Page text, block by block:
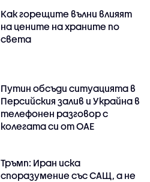
Как горещите вълни влияят
на цените на храните по
света
Путин обсъди ситуацията в
Персийския залив и Украйна в
телефонен разговор с
колегата си от ОАЕ
Тръмп: Иран иска
споразумение със САЩ, а не